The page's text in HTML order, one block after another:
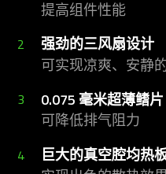
提高组件性能
2 强劲的三风扇设计
可实现凉爽、安静
3 0.075 毫米超薄鳍片
可降低排气阻力
4 巨大的真空腔均热